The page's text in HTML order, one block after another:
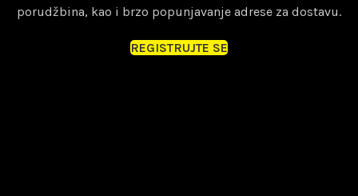
porudžbina, kao i brzo popunjavanje adrese za dostavu.
REGISTRUJTE SE